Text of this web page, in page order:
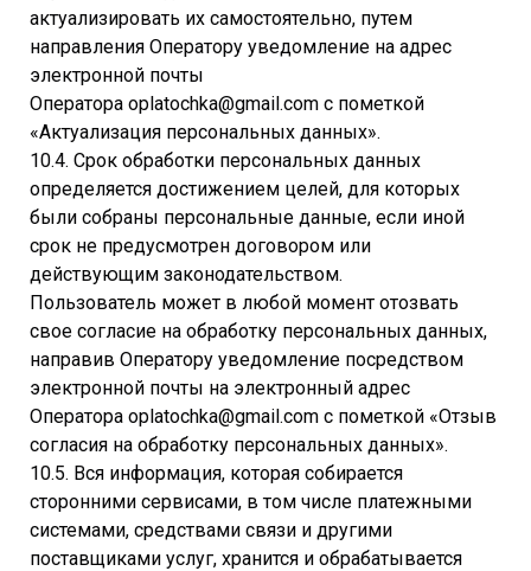
актуализировать их самостоятельно, путем
направления Оператору уведомление на адрес
электронной почты
Оператора oplatochka@gmail.com с пометкой
«Актуализация персональных данных».
10.4. Срок обработки персональных данных
определяется достижением целей, для которых
были собраны персональные данные, если иной
срок не предусмотрен договором или
действующим законодательством.
Пользователь может в любой момент отозвать
свое согласие на обработку персональных данных,
направив Оператору уведомление посредством
электронной почты на электронный адрес
Оператора oplatochka@gmail.com с пометкой «Отзыв
согласия на обработку персональных данных».
10.5. Вся информация, которая собирается
сторонними сервисами, в том числе платежными
системами, средствами связи и другими
поставщиками услуг, хранится и обрабатывается